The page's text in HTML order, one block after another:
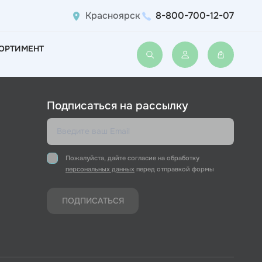
Красноярск 8-800-700-12-07
не
Войти или
Подписаться на рассылку
Пожалуйста, дайте согласие на обработку
персональных данныхперед отправкой формы
ПОДПИСАТЬСЯ